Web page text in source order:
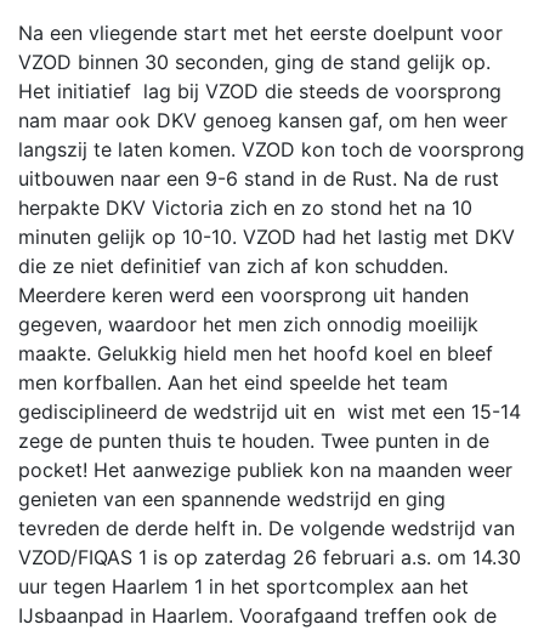
Na een vliegende start met het eerste doelpunt voor
VZOD binnen 30 seconden, ging de stand gelijk op.
Het initiatief lag bij VZOD die steeds de voorsprong
nam maar ook DKV genoeg kansen gaf, om hen weer
langszij te laten komen. VZOD kon toch de voorsprong
uitbouwen naar een 9-6 stand in de Rust. Na de rust
herpakte DKV Victoria zich en zo stond het na 10
minuten gelijk op 10-10. VZOD had het lastig met DKV
die ze niet definitief van zich af kon schudden.
Meerdere keren werd een voorsprong uit handen
gegeven, waardoor het men zich onnodig moeilijk
maakte. Gelukkig hield men het hoofd koel en bleef
men korfballen. Aan het eind speelde het team
gedisciplineerd de wedstrijd uit en wist met een 15-14
zege de punten thuis te houden. Twee punten in de
pocket! Het aanwezige publiek kon na maanden weer
genieten van een spannende wedstrijd en ging
tevreden de derde helft in. De volgende wedstrijd van
VZOD/FIQAS 1 is op zaterdag 26 februari a.s. om 14.30
uur tegen Haarlem 1 in het sportcomplex aan het
IJsbaanpad in Haarlem. Voorafgaand treffen ook de